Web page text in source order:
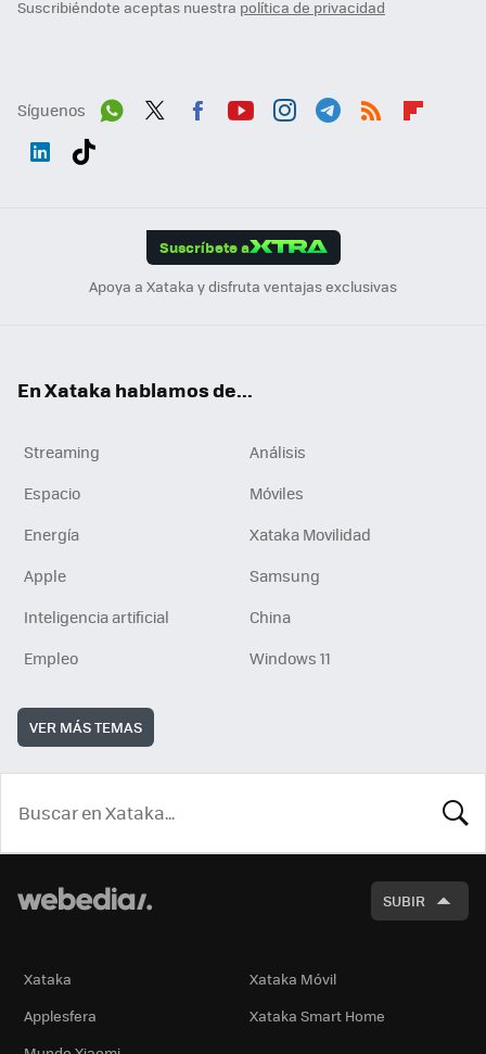
Suscribiéndote aceptas nuestra política de privacidad
Síguenos
Suscríbete a
Apoya a Xataka y disfruta ventajas exclusivas
En Xataka hablamos de...
Streaming
Análisis
Espacio
Móviles
Energía
Xataka Movilidad
Apple
Samsung
Inteligencia artificial
China
Empleo
Windows 11
VER MÁS TEMAS
SUBIR
Xataka
Xataka Móvil
Applesfera
Xataka Smart Home